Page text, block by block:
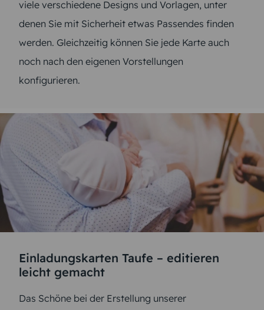
viele verschiedene Designs und Vorlagen, unter
denen Sie mit Sicherheit etwas Passendes finden
werden. Gleichzeitig können Sie jede Karte auch
noch nach den eigenen Vorstellungen
konfigurieren.
Einladungskarten Taufe – editieren
leicht gemacht
Das Schöne bei der Erstellung unserer